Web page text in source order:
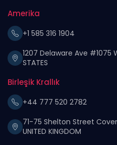
Amerika
+1 585 316 1904
1207 Delaware Ave #1075
STATES
Birleşik Krallık
+44 777 520 2782
71-75 Shelton Street
UNITED KINGDOM